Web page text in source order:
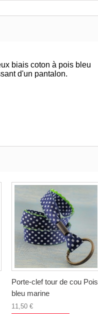
biais coton à pois bleu
d'un pantalon.
Porte-clef tour de cou Pois
bleu marine
11,50 €